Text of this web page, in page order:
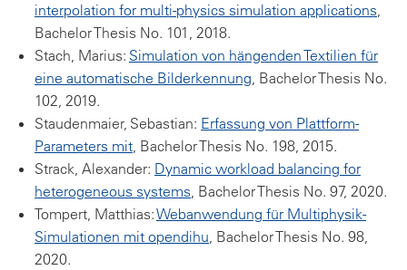
interpolation for multi-physics simulation applications,
Bachelor Thesis No. 101, 2018.
Stach, Marius: Simulation von hängenden Textilien für
eine automatische Bilderkennung, Bachelor Thesis No.
102, 2019.
Staudenmaier, Sebastian: Erfassung von Plattform-
Parameters mit, Bachelor Thesis No. 198, 2015.
Strack, Alexander: Dynamic workload balancing for
heterogeneous systems, Bachelor Thesis No. 97, 2020.
Tompert, Matthias:Webanwendung für Multiphysik-
Simulationen mit opendihu, Bachelor Thesis No. 98,
2020.